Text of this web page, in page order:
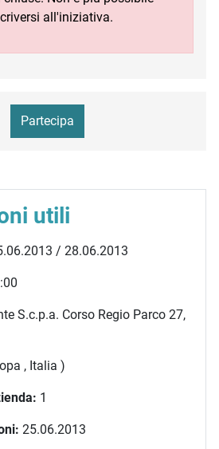
all'iniziativa.
Partecipa
utili
/ 28.06.2013
S.c.p.a. Corso Regio Parco 27,
, Italia )
1
25.06.2013